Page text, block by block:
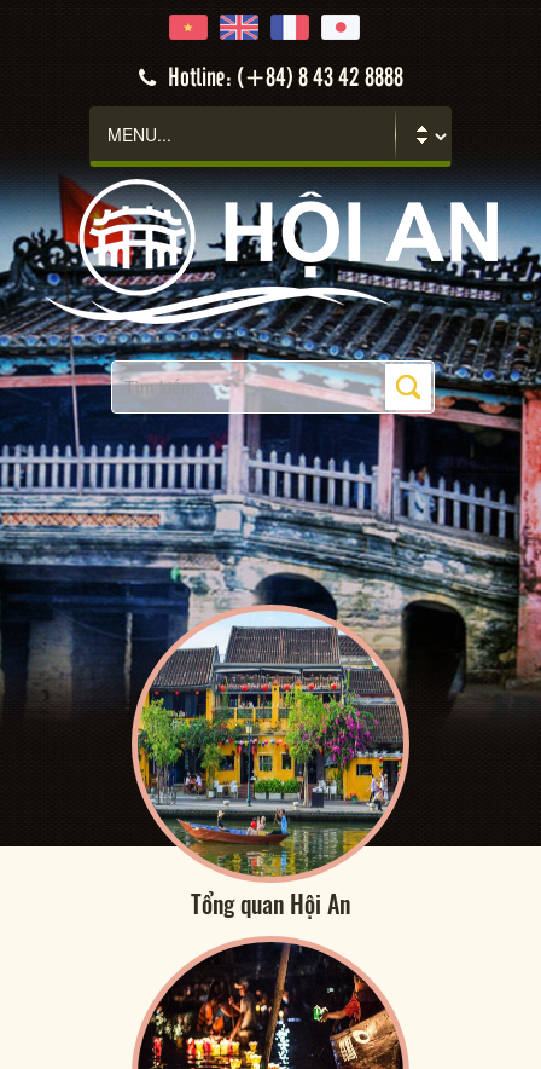
Hotline: (+84) 8 43 42 8888
Tổng quan Hội An